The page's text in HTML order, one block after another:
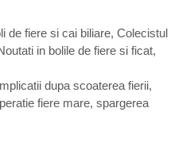
l
d
e
de fiere si cai biliare, Colecistul
in bolile de fiere si ficat,
dupa scoaterea fierii,
fiere mare, spargerea